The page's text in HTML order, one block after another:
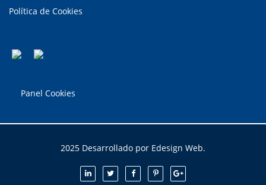
Política de Cookies
Panel Cookies
2025 Desarrollado por Edesign Web.